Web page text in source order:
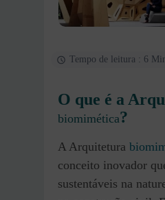
Tempo de leitura : 6
O que é a
biomimética?
A Arquitetura
conceito inovador
sustentáveis na